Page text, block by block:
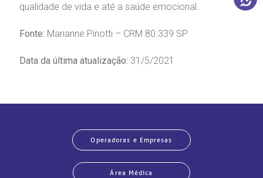
qualidade de vida e até a saúde emocional.
Fonte: Marianne Pinotti – CRM 80.339 SP
Data da última atualização: 31/5/2021
Operadoras e Empresas
Área Médica